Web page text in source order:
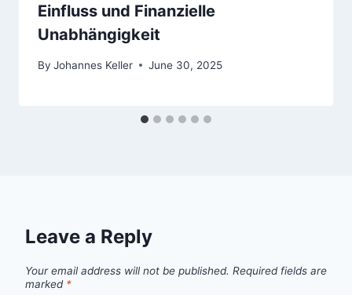
Einfluss und Finanzielle
Unabhängigkeit
By Johannes Keller June 30, 2025
Leave a Reply
Your email address will not be published. Required fields are
marked *